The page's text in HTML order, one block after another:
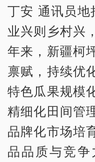
丁安 通讯员地
业兴则乡村兴
年来，新疆柯
禀赋，持续优
特色瓜果规模
精细化田间管
品牌化市场培
品品质与竞